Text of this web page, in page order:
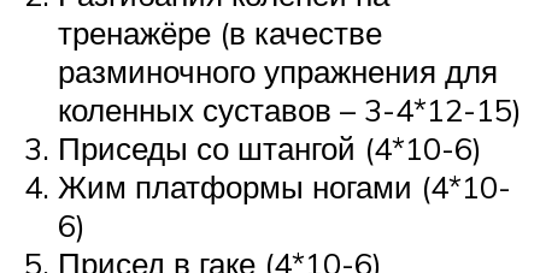
тренажёре (в качестве
разминочного упражнения для
коленных суставов – 3-4*12-15)
Приседы со штангой (4*10-6)
Жим платформы ногами (4*10-
6)
Присед в гаке (4*10-6)